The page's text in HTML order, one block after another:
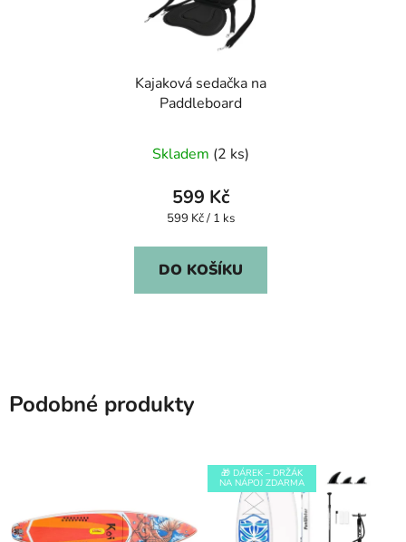
Kajaková sedačka na
Paddleboard
Skladem (2 ks)
599 Kč
Měrná
599 Kč / 1 ks
DO KOŠÍKU
Podobné produkty
🎁 DÁREK – DRŽÁK
NA NÁPOJ ZDARMA